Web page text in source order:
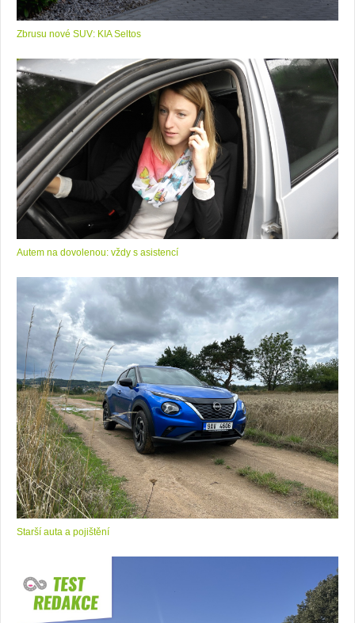
Zbrusu nové SUV: KIA Seltos
Autem na dovolenou: vždy s asistencí
Starší auta a pojištění